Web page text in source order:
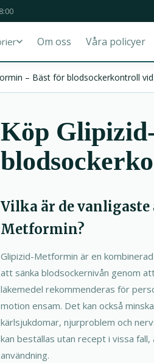
Om oss Våra policyer
– Bäst för blodsockerkontroll
Köp
Vilka är de
Metformin?
Glipizid-Metformin är en
att sänka blodsockernivån genom
läkemedel rekommenderas för
motion ensam. Det kan också
kärlsjukdomar, njurproblem och
kan beställas utan recept i vissa
användning.